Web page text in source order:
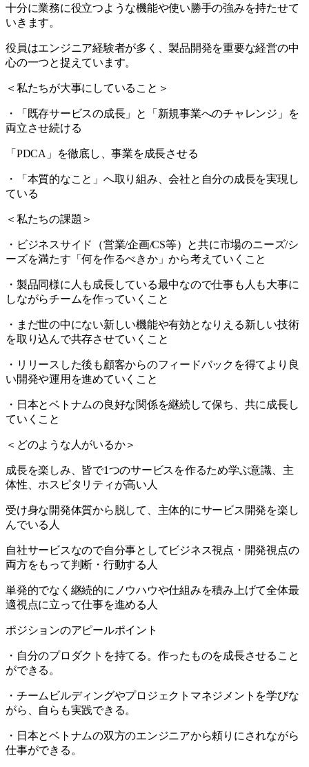
十分に業務に役立つような機能や使い勝手の強みを持たせて
いきます。
役員はエンジニア経験者が多く、製品開発を重要な経営の中
心の一つと捉えています。
＜私たちが大事にしていること＞
・「既存サービスの成長」と「新規事業へのチャレンジ」を
両立させ続ける
「PDCA」を徹底し、事業を成長させる
・「本質的なこと」へ取り組み、会社と自分の成長を実現し
ている
＜私たちの課題＞
・ビジネスサイド（営業/企画/CS等）と共に市場のニーズ/シ
ーズを満たす「何を作るべきか」から考えていくこと
・製品同様に人も成長している最中なので仕事も人も大事に
しながらチームを作っていくこと
・まだ世の中にない新しい機能や有効となりえる新しい技術
を取り込んで共存させていくこと
・リリースした後も顧客からのフィードバックを得てより良
い開発や運用を進めていくこと
・日本とベトナムの良好な関係を継続して保ち、共に成長し
ていくこと
＜どのような人がいるか＞
成長を楽しみ、皆で1つのサービスを作るため学ぶ意識、主
体性、ホスピタリティが高い人
受け身な開発体質から脱して、主体的にサービス開発を楽し
んでいる人
自社サービスなので自分事としてビジネス視点・開発視点の
両方をもって判断・行動する人
単発的でなく継続的にノウハウや仕組みを積み上げて全体最
適視点に立って仕事を進める人
ポジションのアピールポイント
・自分のプロダクトを持てる。作ったものを成長させること
ができる。
・チームビルディングやプロジェクトマネジメントを学びな
がら、自らも実践できる。
・日本とベトナムの双方のエンジニアから頼りにされながら
仕事ができる。